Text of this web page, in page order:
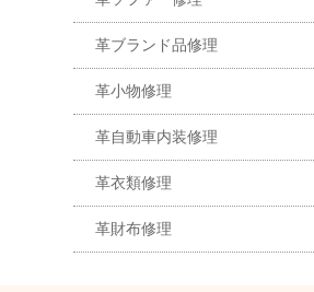
革ブランド品修理
革小物修理
革自動車内装修理
革衣類修理
革財布修理